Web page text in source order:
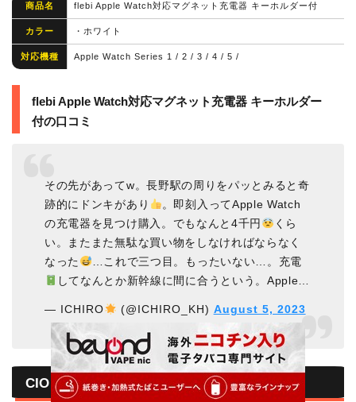
商品名 flebi Apple Watch対応マグネット充電器 キーホルダー付
カラー ・ホワイト
対応機種 Apple Watch Series 1 / 2 / 3 / 4 / 5 /
flebi Apple Watch対応マグネット充電器 キーホルダー
付の口コミ
その先があってw。長野駅の周りをパッとみると奇
跡的にドンキがあり
。即刻入ってApple Watch
の充電器を見つけ購入。でもなんと4千円
くら
い。またまた無駄な買い物をしなければならなく
なった
…これで三つ目。もったいない…。充電
してなんとか新幹線に間に合うという。Apple…
— ICHIRO (@ICHIRO_KH) August 5, 2023
CIO SMARTCOBY DUAL